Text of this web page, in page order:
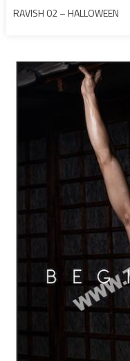
RAVISH 02 – HALLOWEEN